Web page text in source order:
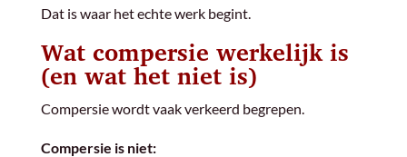
Dat is waar het echte werk begint.
Wat compersie werkelijk is
(en wat het niet is)
Compersie wordt vaak verkeerd begrepen.
Compersie is niet: